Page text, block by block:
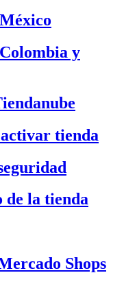
y
tienda
de la tienda
Shops